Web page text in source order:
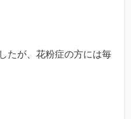
たが、花粉症の方には毎